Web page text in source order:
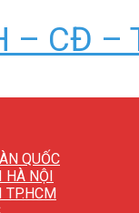
QUỐC
NỘI